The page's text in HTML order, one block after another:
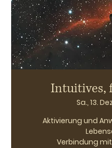
Intuitives,
Sa., 13.
Aktivierung und
Verbindung